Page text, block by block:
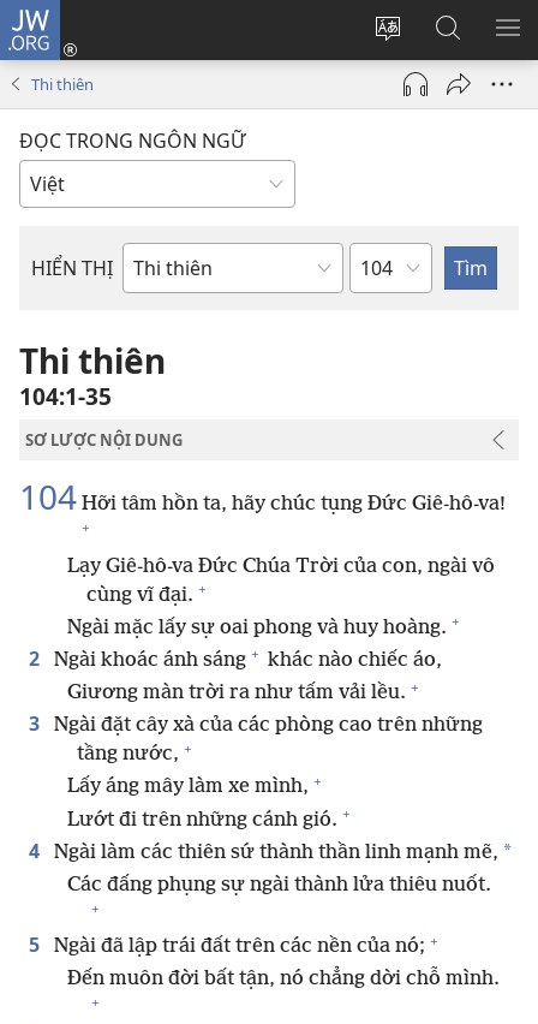
JW.ORG
Thay
đổi
ngôn
Đăng
nhập
Tìm
kiếm
JW.ORG
Thi thiên
ĐỌC TRONG NGÔN NGỮ
HIỂN THỊ
Sách
Kinh
Thánh
Chương
Thi thiên
104:1-35
SƠ LƯỢC NỘI DUNG
104 Hỡi tâm hồn ta, hãy chúc tụng Đức Giê-hô-va!
+
Lạy Giê-hô-va Đức Chúa Trời của con, ngài vô
cùng vĩ đại. +
Ngài mặc lấy sự oai phong và huy hoàng. +
2 Ngài khoác ánh sáng + khác nào chiếc áo,
Giương màn trời ra như tấm vải lều. +
3
Ngài đặt cây xà của các phòng cao trên những
tầng nước, +
Lấy áng mây làm xe mình, +
Lướt đi trên những cánh gió. +
4 Ngài làm các thiên sứ thành thần linh mạnh mẽ, *
Các đấng phụng sự ngài thành lửa thiêu nuốt.
+
5 Ngài đã lập trái đất trên các nền của nó; +
Đến muôn đời bất tận, nó chẳng dời chỗ mình.
+